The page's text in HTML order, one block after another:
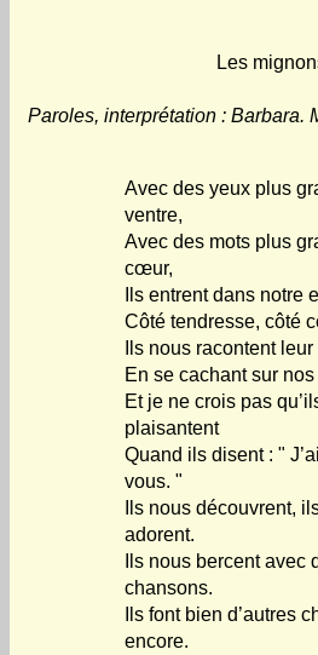
Les
Paroles, interprétation : Barbara.
Avec des yeux plus
ventre,
Avec des mots plus
cœur,
Ils entrent dans notre
Côté tendresse, côté
Ils nous racontent
En se cachant sur
Et je ne crois pas
plaisantent
Quand ils disent : "
vous. "
Ils nous découvrent,
adorent.
Ils nous bercent avec
chansons.
Ils font bien d’autres
encore.